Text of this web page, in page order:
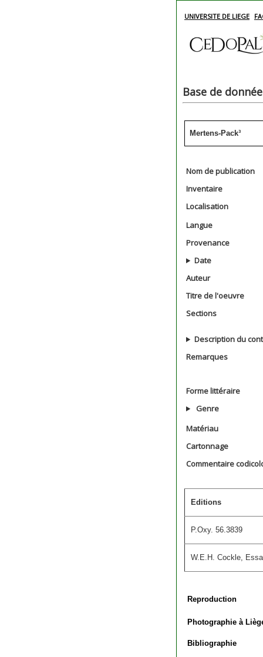
UNIVERSITE DE LIEGE
Base de
Mertens-Pack³
Nom de publication
Inventaire
Localisation
Langue
Provenance
Date
Auteur
Titre de l'oeuvre
Sections
Description du
Remarques
Forme littéraire
Genre
Matériau
Cartonnage
Commentaire
Editions
P.Oxy. 56.3839
W.E.H. Cockle,
Reproduction
Photographie à
Bibliographie